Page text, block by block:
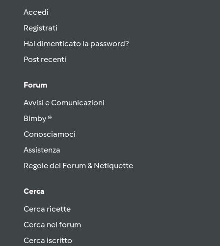
Accedi
Registrati
Hai dimenticato la password?
Post recenti
Forum
Avvisi e Comunicazioni
Bimby ®
Conosciamoci
Assistenza
Regole del Forum & Netiquette
Cerca
Cerca ricette
Cerca nel forum
Cerca iscritto